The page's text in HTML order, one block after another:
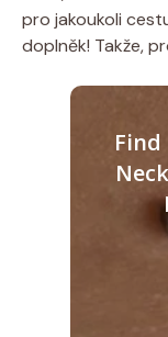
pro jakoukoli
doplněk! Takže,